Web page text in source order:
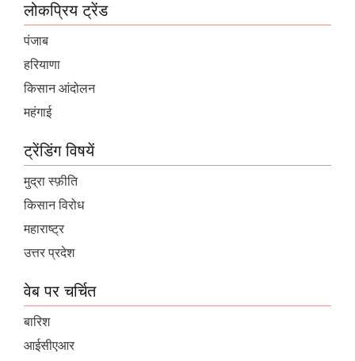
लोकप्रिय ट्रेंड
पंजाब
हरियाणा
किसान आंदोलन
महंगाई
ट्रेंडिंग विषयें
मुद्रा स्फ़ीति
किसान विरोध
महाराष्ट्र
उत्तर प्रदेश
वेब पर चर्चित
बारिश
आईसीएआर